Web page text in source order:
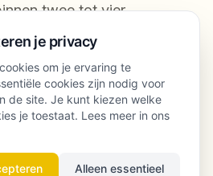
twee tot vier
normale indexatie- en
in AI-
toenemen, omdat AI-
van contentstructuur en
je al vanaf de eerste
Het volledige
je privacy
om je ervaring te
cookies zijn nodig voor
de site. Je kunt kiezen welke
je toestaat. Lees meer in ons
Alleen essentieel